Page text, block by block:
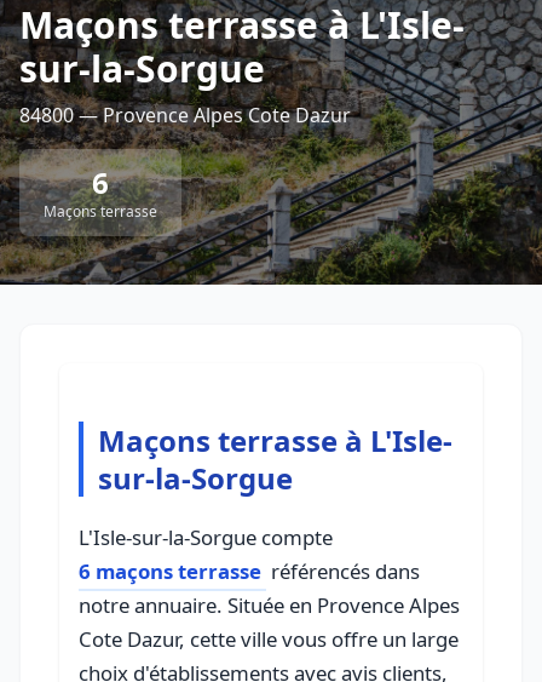
Retour à la liste des métiers
CGU- Confidentialité- Service proposé parViteUnDevis.com -Vous
Maçons terrasse à L'Isle-
sur-la-Sorgue
84800 — Provence Alpes Cote Dazur
6
Maçons terrasse
Maçons terrasse à L'Isle-
sur-la-Sorgue
L'Isle-sur-la-Sorgue compte
6 maçons terrasse référencés dans
notre annuaire. Située en Provence Alpes
Cote Dazur, cette ville vous offre un large
choix d'établissements avec avis clients,